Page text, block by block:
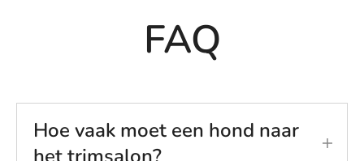
FAQ
Hoe vaak moet een hond naar